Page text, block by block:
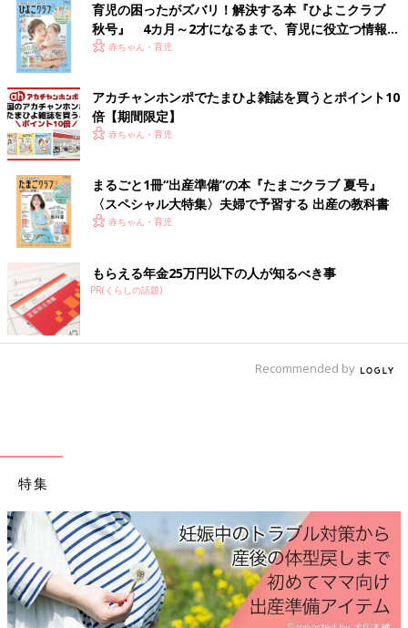
――実際には、どんなふうにしてレシピを完成しているのでしょ
まいのおやつ キッチンで実際に作りながら、手直ししたほうが
たものも、２〜３回試してから投稿するようにしています。
まいのおやつ 息子が生後４カ月のころからです。初めての子育
てで、かわいい息子と過ごす日々は楽しいけれど忙しく、毎日が
あっという間に過ぎていきました。そんな中、少しでも自分らし
く好きなことを楽しむ時間を取ってみようと思い、息子がお昼寝
をしている間や、私自身が早起きできた日にイラストレシピを描
育児の困ったがズバリ！解決する本『ひよこクラブ
秋号』 4カ月～2才になるまで、育児に役立つ情報が
いっぱい！
赤ちゃん・育児
アカチャンホンポでたまひよ雑誌を買うとポイント10
倍【期間限定】
赤ちゃん・育児
まるごと1冊“出産準備”の本『たまごクラブ 夏号』
〈スペシャル大特集〉夫婦で予習する 出産の教科書
赤ちゃん・育児
もらえる年金25万円以下の人が知るべき事
PR(くらしの話題)
Recommended by
特集